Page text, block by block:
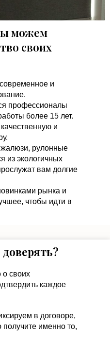
можем
своих
и
профессионалы
более 15 лет.
и
рулонные
из экологичных
вам долгие
рынка и
чтобы идти в
о своих
каждое
в договоре,
именно то,